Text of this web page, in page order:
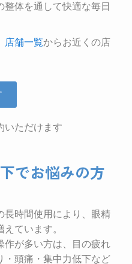
体を通して快適な毎日
店舗一覧からお近くの店
いただけます
でお悩みの方
長時間使用により、眼精
ています。
作が多い方は、目の疲れ
・頭痛・集中力低下など